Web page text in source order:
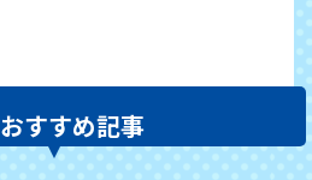
おすすめ記事